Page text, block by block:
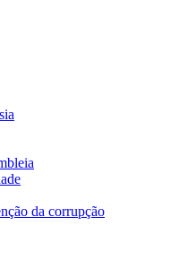
da corrupção